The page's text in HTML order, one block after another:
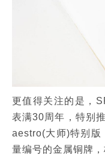
更值得关注的是，
表满30周年，特别
aestro(大师)特别版
量编号的金属铜牌